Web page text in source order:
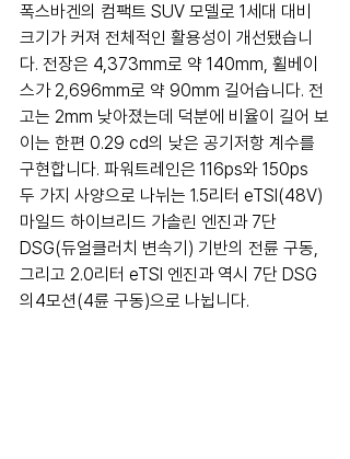
폭스바겐의 컴팩트 SUV 모델로 1세대 대비
크기가 커져 전체적인 활용성이 개선됐습니
다. 전장은 4,373mm로 약 140mm, 휠베이
스가 2,696mm로 약 90mm 길어습니다. 전
고는 2mm 낮아졌는데 덕분에 비율이 길어 보
이는 한편 0.29 cd의 낮은 공기저항 계수를
구현합니다. 파워트레인은 116ps와 150ps
두 가지 사양으로 나뉘는 1.5리터 eTSI(48V)
마일드 하이브리드 가솔린 엔진과 7단
DSG(듀얼클러치 변속기) 기반의 전륜 구동,
그리고 2.0리터 eTSI 엔진과 역시 7단 DSG
의4모션(4륜 구동)으로 나뉩니다.